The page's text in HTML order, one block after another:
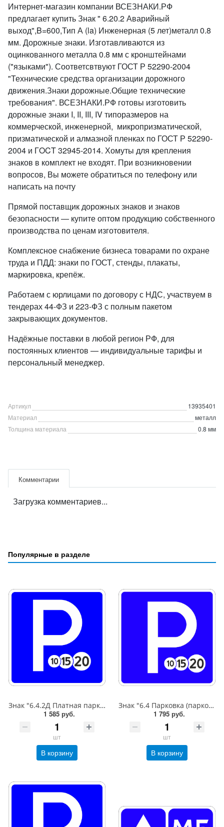
Интернет-магазин компании ВСЕЗНАКИ.РФ
предлагает купить Знак " 6.20.2 Аварийный
выход",B=600,Тип А (la) Инженерная (5 лет)металл 0.8
мм. Дорожные знаки. Изготавливаются из
оцинкованного металла 0.8 мм с кронштейнами
("языками"). Соответсвтвуют ГОСТ Р 52290-2004
"Технические средства организации дорожного
движения.Знаки дорожные.Общие технические
требования". ВСЕЗНАКИ.РФ готовы изготовить
дорожные знаки I, II, III, IV типоразмеров на
коммерческой, инженерной, микропризматической,
призматической и алмазной пленках по ГОСТ Р 52290-
2004 и ГOCT 32945-2014. Хомуты для крепления
знаков в комплект не входят. При возникновении
вопросов, Вы можете обратиться по телефону или
написать на почту
Прямой поставщик дорожных знаков и знаков
безопасности — купите оптом продукцию собственного
производства по ценам изготовителя.
Комплексное снабжение бизнеса товарами по охране
труда и ПДД: знаки по ГОСТ, стенды, плакаты,
маркировка, крепёж.
Работаем с юрлицами по договору с НДС, участвуем в
тендерах 44-ФЗ и 223-ФЗ с полным пакетом
закрывающих документов.
Надёжные поставки в любой регион РФ, для
постоянных клиентов — индивидуальные тарифы и
персональный менеджер.
Артикул
13935401
Материал
металл
Толщина материала
0.8 мм
Комментарии
Загрузка комментариев...
Популярные в разделе
Знак "6.4.2Д Платная парковка для автотранспорта»,B=600,Тип А Коммерческая (3 года),металл 0.8 мм
1 585 руб.
шт
В корзину
Знак "6.4 Парковка (парковочное место)",B=600,Тип А (1б) Микропризм. (7-9 лет)металл 0.8 мм
1 795 руб.
шт
В корзину